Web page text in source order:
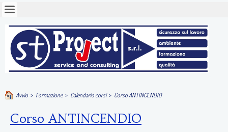
Avvio > Formazione > Calendario corsi > Corso ANTINCENDIO
Corso ANTINCENDIO